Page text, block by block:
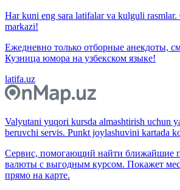
Har kuni eng sara latifalar va kulguli
markazi!
Ежедневно только отборные анекдоты,
Кузница юмора на узбекском языке!
latifa.uz
Valyutani yuqori kursda almashtirish uchun
beruvchi servis. Punkt joylashuvini kartada
Сервис, помогающий найти ближайшие
валюты с выгодным курсом. Покажет
прямо на карте.